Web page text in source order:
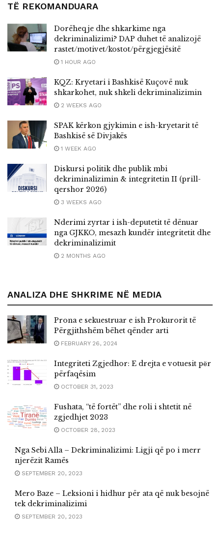
TË REKOMANDUARA
Dorëheqje dhe shkarkime nga
dekriminalizimi? DAP duhet të analizojë
rastet/motivet/kostot/përgjegjësitë
1 HOUR AGO
KQZ: Kryetari i Bashkisë Kuçovë nuk
shkarkohet, nuk shkeli dekriminalizimin
2 WEEKS AGO
SPAK kërkon gjykimin e ish-kryetarit të
Bashkisë së Divjakës
1 WEEK AGO
Diskursi politik dhe publik mbi
dekriminalizimin & integritetin II (prill-
qershor 2026)
3 WEEKS AGO
Nderimi zyrtar i ish-deputetit të dënuar
nga GJKKO, mesazh kundër integritetit dhe
dekriminalizimit
2 MONTHS AGO
ANALIZA DHE SHKRIME NË MEDIA
Prona e sekuestruar e ish Prokurorit të
Përgjithshëm bëhet qënder arti
FEBRUARY 26, 2024
Integriteti Zgjedhor: E drejta e votuesit pёr
përfaqësim
OCTOBER 31, 2023
Fushata, “të fortët” dhe roli i shtetit në
zgjedhjet 2023
OCTOBER 28, 2023
Nga Sebi Alla – Dekriminalizimi: Ligji që po i merr
njerëzit Ramës
SEPTEMBER 20, 2023
Mero Baze – Leksioni i hidhur për ata që nuk besojnë
tek dekriminalizimi
SEPTEMBER 20, 2023